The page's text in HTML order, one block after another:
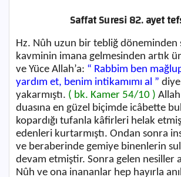
Saffat Suresi 82. ayet
Hz. Nûh uzun bir tebliğ döneminden
kavminin imana gelmesinden artık
ve Yüce Allah’a: “ Rabbim ben
yardım et, benim intikamımı al ”
yakarmıştı. ( bk. Kamer 54/10 )
duasına en güzel biçimde icâbette
kopardığı tufanla kâfirleri helak
edenleri kurtarmıştı. Ondan sonra
ve beraberinde gemiye binenlerin
devam etmiştir. Sonra gelen nesiller
Nûh ve ona inananlar hep hayırla